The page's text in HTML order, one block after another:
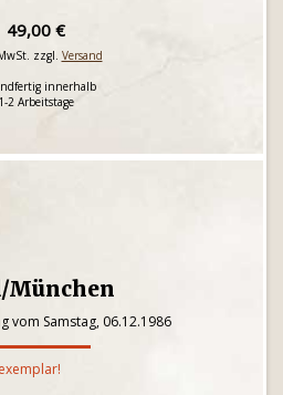
49,00 €
zzgl. Versand
innerhalb
1-2 Arbeitstage
München
vom Samstag, 06.12.1986